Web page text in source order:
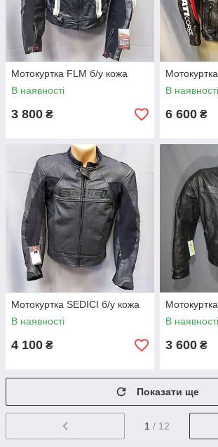
Мотокуртка FLM б/у кожа
В наявності
3 800 ₴
В наявності
6 600 ₴
Мотокуртка SEDICI б/у кожа
В наявності
4 100 ₴
В наявності
3 600 ₴
Показати ще
1 / 12